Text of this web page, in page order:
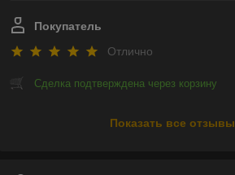
Покупатель
Отлично
Сделка подтверждена через корзину
Показать все отзывы